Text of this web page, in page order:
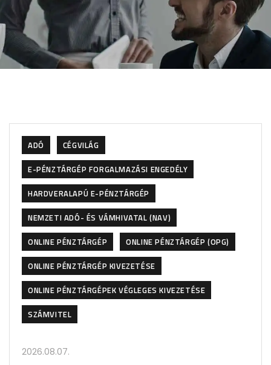
ADÓ
CÉGVILÁG
E-PÉNZTÁRGÉP FORGALMAZÁSI ENGEDÉLY
HARDVERALAPÚ E-PÉNZTÁRGÉP
NEMZETI ADÓ- ÉS VÁMHIVATAL (NAV)
ONLINE PÉNZTÁRGÉP
ONLINE PÉNZTÁRGÉP (OPG)
ONLINE PÉNZTÁRGÉP KIVEZETÉSE
ONLINE PÉNZTÁRGÉPEK VÉGLEGES KIVEZETÉSE
SZÁMVITEL
2026.08.07.